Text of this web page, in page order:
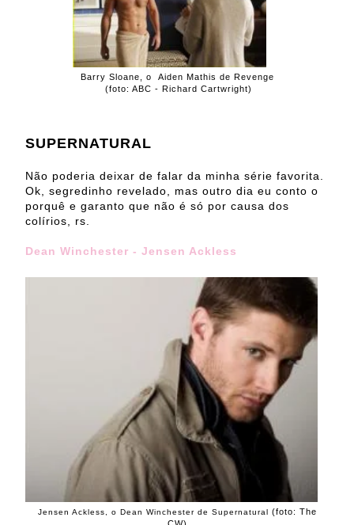
Barry Sloane, o Aiden Mathis de Revenge
(foto: ABC - Richard Cartwright)
SUPERNATURAL
Não poderia deixar de falar da minha série favorita.
Ok, segredinho revelado, mas outro dia eu conto o
porquê e garanto que não é só por causa dos
colírios, rs.
Dean Winchester - Jensen Ackless
Jensen Ackless, o Dean Winchester de Supernatural (foto: The